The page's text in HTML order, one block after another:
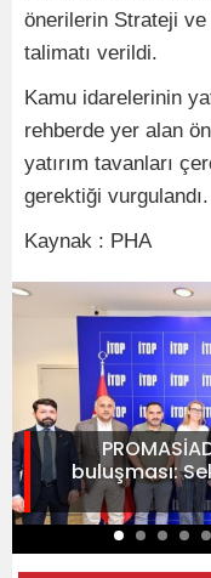
önerilerin Strateji ve
talimatı verildi.
Kamu idarelerinin
rehberde yer alan
yatırım tavanları
gerektiği vurgulandı.
Kaynak : PHA
buluşması: